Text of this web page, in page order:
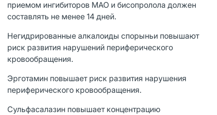
приемом ингибиторов МАО и бисопролола должен
составлять не менее 14 дней.
Негидрированные алкалоиды спорыньи повышают
риск развития нарушений периферического
кровообращения.
Эрготамин повышает риск развития нарушения
периферического кровообраще­ния.
Сульфасалазин повышает концентрацию